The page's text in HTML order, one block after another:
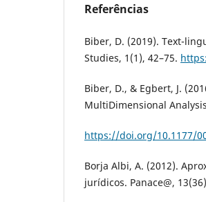
Referências
Biber, D. (2019). Text-
Studies, 1(1), 42–75.
Biber, D., & Egbert, J.
MultiDimensional
https://doi.org/10.1177/
Borja Albi, A. (2012).
jurídicos. Panace@,